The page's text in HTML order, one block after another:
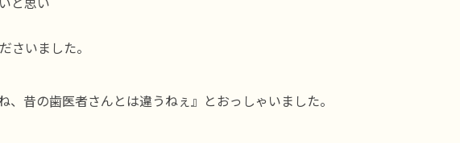
さいました。
昔の歯医者さんとは違うねぇ』とおっしゃいました。